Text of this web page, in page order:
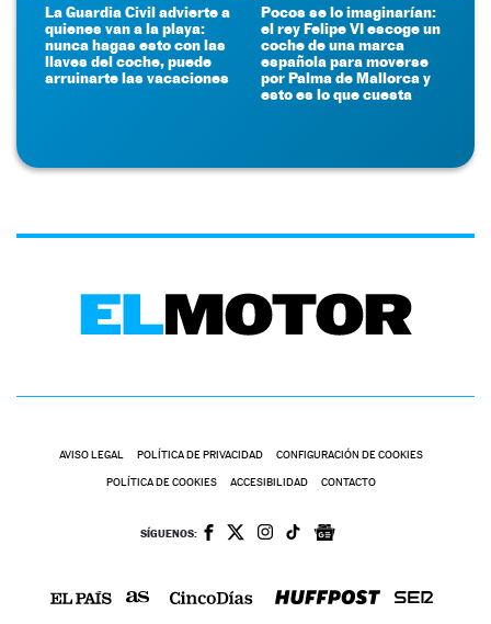
La Guardia Civil advierte a
quienes van a la playa:
nunca hagas esto con las
llaves del coche, puede
arruinarte las vacaciones
Pocos se lo imaginarían:
el rey Felipe VI escoge un
coche de una marca
española para moverse
por Palma de Mallorca y
esto es lo que cuesta
AVISO LEGAL POLÍTICA DE PRIVACIDAD CONFIGURACIÓN DE COOKIES
POLÍTICA DE COOKIES ACCESIBILIDAD CONTACTO
SÍGUENOS: